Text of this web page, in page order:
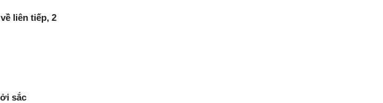
liên tiếp, 2
sắc